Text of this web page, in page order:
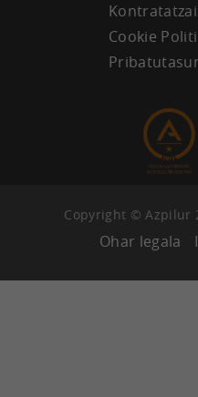
Cookie
Copyright © Azpilur
Ohar legala